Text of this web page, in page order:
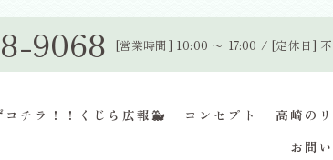
9068 [営業時間] 10:00 〜 17:00 / [定休日]
コチラ！！くじら広報🐳 コンセプト 高崎の
お問